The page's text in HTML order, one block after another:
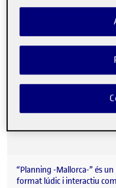
Públic-23 Juny 2023
“Planning -Mallorca-” és
format lúdic i interactiu